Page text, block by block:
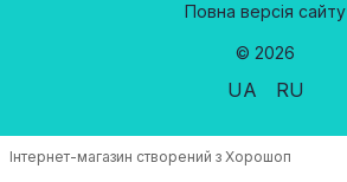
Повна версія сайту
© 2026
UA RU
Інтернет-магазин створений з Хорошоп